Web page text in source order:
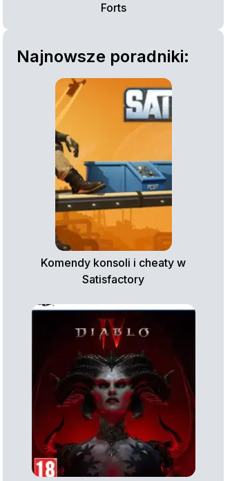
Forts
Najnowsze poradniki:
Komendy konsoli i cheaty w
Satisfactory